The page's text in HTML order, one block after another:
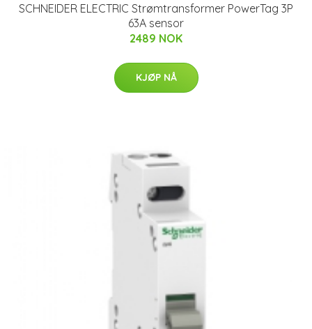
SCHNEIDER ELECTRIC Strømtransformer PowerTag 3P
63A sensor
2489 NOK
KJØP NÅ